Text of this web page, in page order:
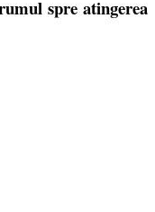
spre atingerea